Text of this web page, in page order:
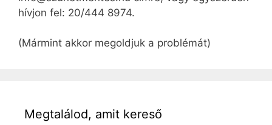
hívjon fel: 20/444 8974.
(Mármint akkor megoldjuk a problémát)
Megtalálod, amit kereső